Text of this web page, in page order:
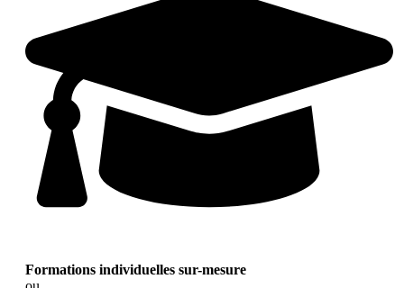
Formations individuelles sur-mesure